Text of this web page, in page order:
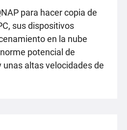
para hacer copia de
sus dispositivos
en la nube
potencial de
altas velocidades de